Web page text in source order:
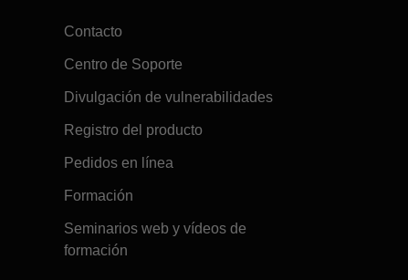
Contacto
Centro de Soporte
Divulgación de vulnerabilidades
Registro del producto
Pedidos en línea
Formación
Seminarios web y vídeos de
formación